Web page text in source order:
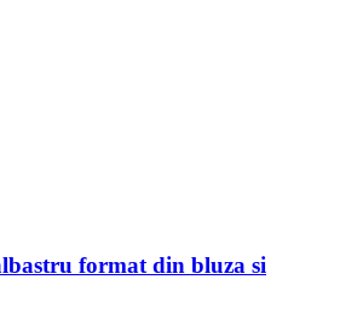
format din bluza si